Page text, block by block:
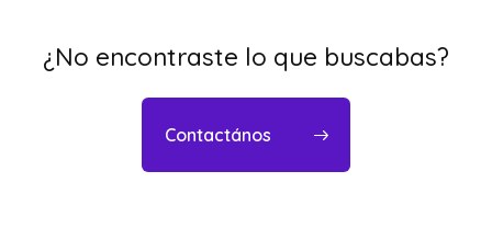
¿No encontraste lo que buscabas?
Contactános